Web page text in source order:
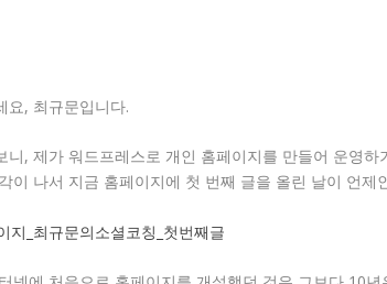
요, 최규문입니다.
니, 제가 워드프레스로 개인 홈페이지를 만들어 운영
이 나서 지금 홈페이지에 첫 번째 글을 올린 날이 언